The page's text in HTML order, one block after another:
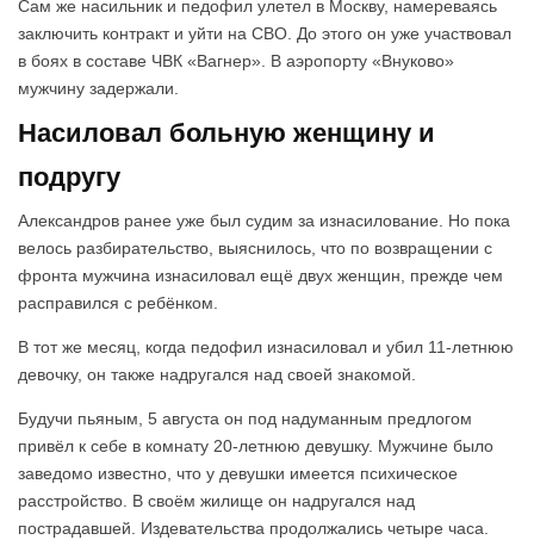
Сам же насильник и педофил улетел в Москву, намереваясь
заключить контракт и уйти на СВО. До этого он уже участвовал
в боях в составе ЧВК «Вагнер». В аэропорту «Внуково»
мужчину задержали.
Насиловал больную женщину и
подругу
Александров ранее уже был судим за изнасилование. Но пока
велось разбирательство, выяснилось, что по возвращении с
фронта мужчина изнасиловал ещё двух женщин, прежде чем
расправился с ребёнком.
В тот же месяц, когда педофил изнасиловал и убил 11-летнюю
девочку, он также надругался над своей знакомой.
Будучи пьяным, 5 августа он под надуманным предлогом
привёл к себе в комнату 20-летнюю девушку. Мужчине было
заведомо известно, что у девушки имеется психическое
расстройство. В своём жилище он надругался над
пострадавшей. Издевательства продолжались четыре часа.